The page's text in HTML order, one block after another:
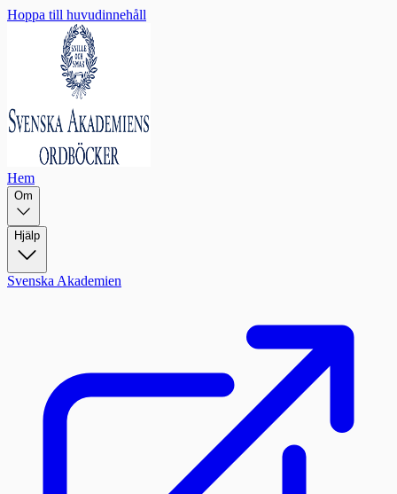
Hoppa till huvudinnehåll
Hem
Om
Hjälp
Svenska Akademien